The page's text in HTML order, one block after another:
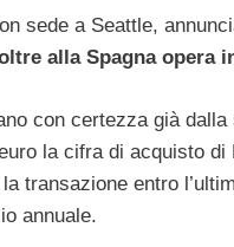
sede a Seattle,
alla Spagna opera
con certezza già
la cifra di acquisto
transazione entro
annuale.